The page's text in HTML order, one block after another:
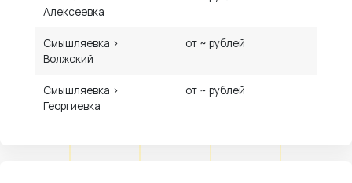
Алексеевка
Смышляевка ›
Волжский
от ~ рублей
Смышляевка ›
Георгиевка
от ~ рублей